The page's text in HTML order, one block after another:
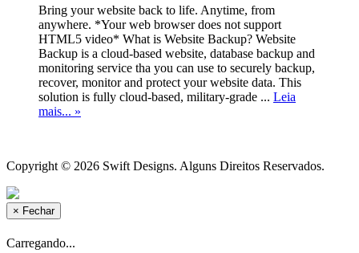
Bring your website back to life. Anytime, from
anywhere. *Your web browser does not support
HTML5 video* What is Website Backup? Website
Backup is a cloud-based website, database backup and
monitoring service tha you can use to securely backup,
recover, monitor and protect your website data. This
solution is fully cloud-based, military-grade ... Leia
mais... »
Copyright © 2026 Swift Designs. Alguns Direitos Reservados.
× Fechar
Carregando...